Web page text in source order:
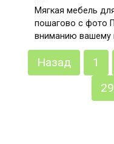
Мягкая мебель
пошагово с фото
вниманию вашему
ПагинацияНазад 1
29